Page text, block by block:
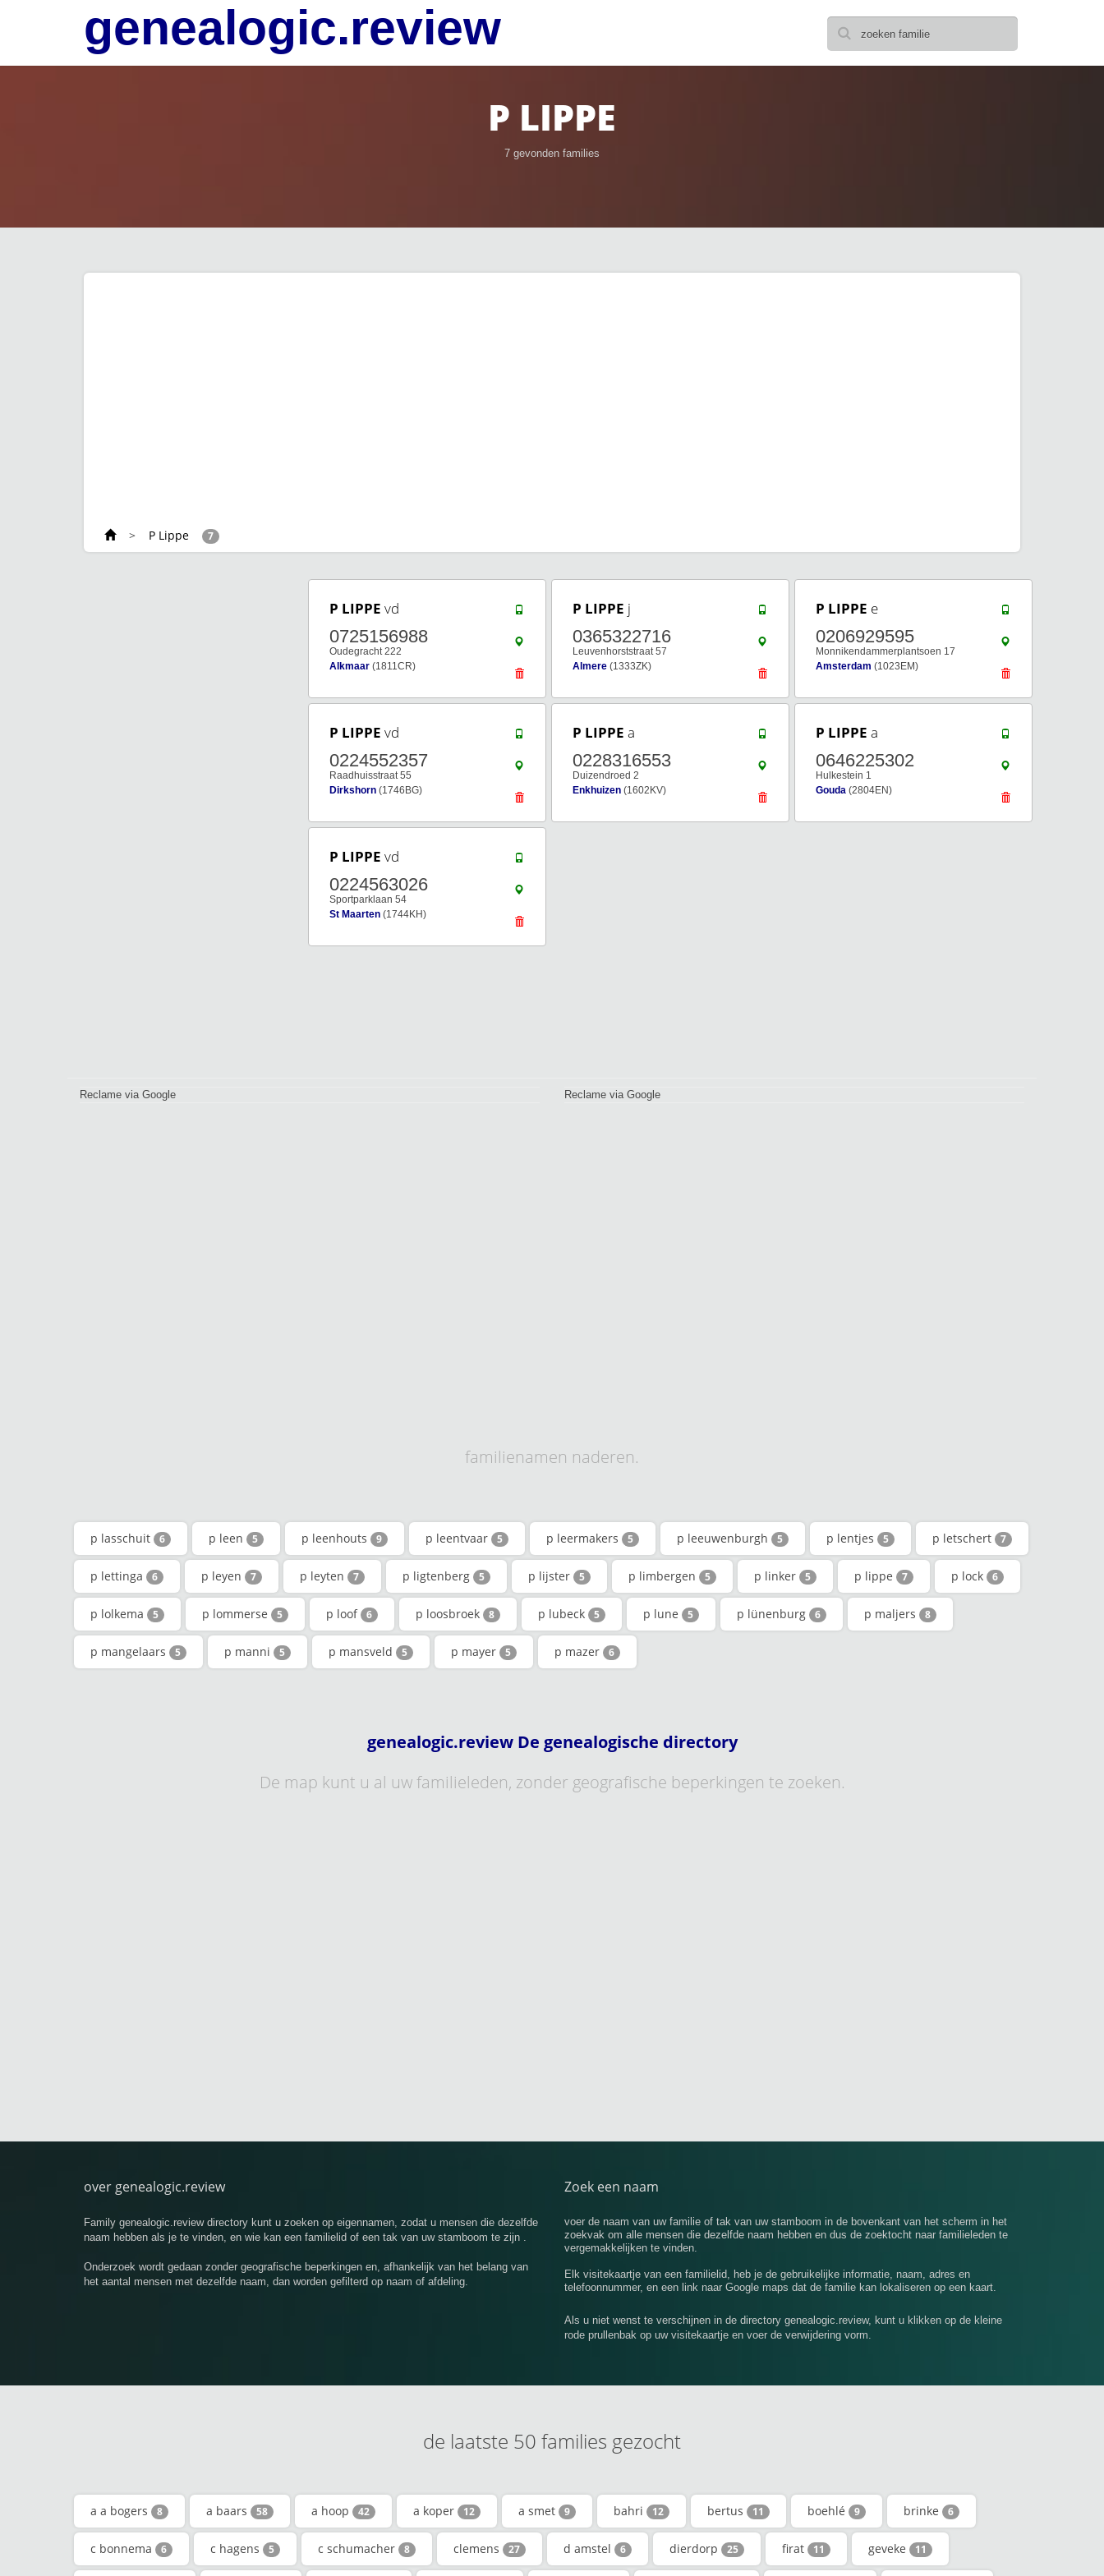
genealogic.review
P LIPPE
7 gevonden families
> P Lippe 7
P LIPPE vd
0725156988
Oudegracht 222
Alkmaar (1811CR)
P LIPPE j
0365322716
Leuvenhorststraat 57
Almere (1333ZK)
P LIPPE e
0206929595
Monnikendammerplantsoen 17
Amsterdam (1023EM)
P LIPPE vd
0224552357
Raadhuisstraat 55
Dirkshorn (1746BG)
P LIPPE a
0228316553
Duizendroed 2
Enkhuizen (1602KV)
P LIPPE a
0646225302
Hulkestein 1
Gouda (2804EN)
P LIPPE vd
0224563026
Sportparklaan 54
St Maarten (1744KH)
Reclame via Google Reclame via Google
familienamen naderen.
p lasschuit 6 p leen 5 p leenhouts 9 p leentvaar 5 p leermakers 5 p leeuwenburgh 5 p lentjes 5 p letschert 7
p lettinga 6 p leyen 7 p leyten 7 p ligtenberg 5 p lijster 5 p limbergen 5 p linker 5 p lippe 7 p lock 6
p lolkema 5 p lommerse 5 p loof 6 p loosbroek 8 p lubeck 5 p lune 5 p lünenburg 6 p maljers 8
p mangelaars 5 p manni 5 p mansveld 5 p mayer 5 p mazer 6
genealogic.review De genealogische directory
De map kunt u al uw familieleden, zonder geografische beperkingen te zoeken.
over genealogic.review
Family genealogic.review directory kunt u zoeken op eigennamen, zodat u mensen die dezelfde
naam hebben als je te vinden, en wie kan een familielid of een tak van uw stamboom te zijn .
Onderzoek wordt gedaan zonder geografische beperkingen en, afhankelijk van het belang van
het aantal mensen met dezelfde naam, dan worden gefilterd op naam of afdeling.
Zoek een naam
voer de naam van uw familie of tak van uw stamboom in de bovenkant van het scherm in het
zoekvak om alle mensen die dezelfde naam hebben en dus de zoektocht naar familieleden te
vergemakkelijken te vinden.
Elk visitekaartje van een familielid, heb je de gebruikelijke informatie, naam, adres en
telefoonnummer, en een link naar Google maps dat de familie kan lokaliseren op een kaart.
Als u niet wenst te verschijnen in de directory genealogic.review, kunt u klikken op de kleine
rode prullenbak op uw visitekaartje en voer de verwijdering vorm.
de laatste 50 families gezocht
a a bogers 8 a baars 58 a hoop 42 a koper 12 a smet 9 bahri 12 bertus 11 boehlé 9 brinke 6
c bonnema 6 c hagens 5 c schumacher 8 clemens 27 d amstel 6 dierdorp 25 firat 11 geveke 11